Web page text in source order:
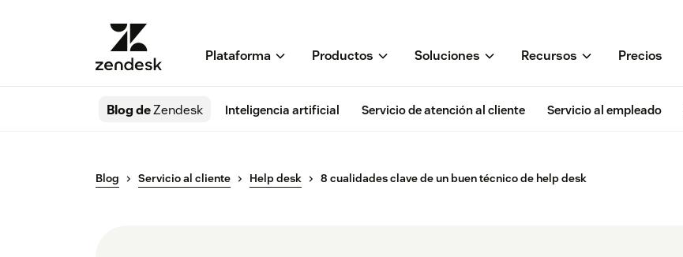
Plataforma Productos Soluciones Recursos Precios
Blog deZendesk Inteligencia artificial Servicio de atención al cliente Servicio al empleado
Blog Servicio al cliente Help desk 8 cualidades clave de un buen técnico de help desk